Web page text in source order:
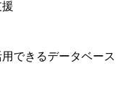
できるデータベース